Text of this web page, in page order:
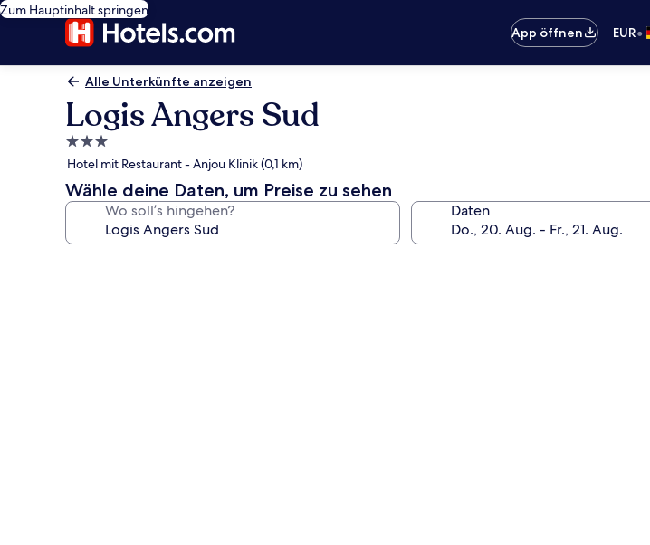
Zum Hauptinhalt springen
App öffnen
EUR•
Alle Unterkünfte anzeigen
Logis Angers Sud
3.0-
Sterne-
Unterkunft
Hotel mit Restaurant - Anjou Klinik (0,1 km)
Wähle deine Daten, um Preise zu sehen
Wo soll’s hingehen? Daten